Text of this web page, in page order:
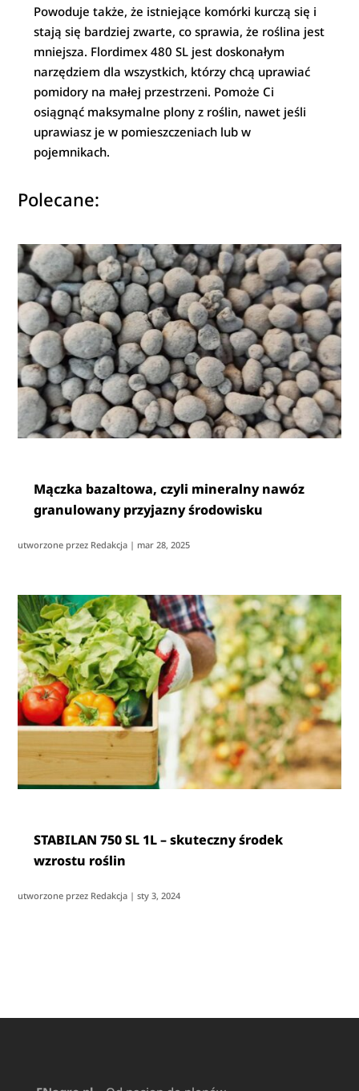
Powoduje także, że istniejące komórki kurczą się i
stają się bardziej zwarte, co sprawia, że roślina jest
mniejsza. Flordimex 480 SL jest doskonałym
narzędziem dla wszystkich, którzy chcą uprawiać
pomidory na małej przestrzeni. Pomoże Ci
osiągnąć maksymalne plony z roślin, nawet jeśli
uprawiasz je w pomieszczeniach lub w
pojemnikach.
Polecane:
Mączka bazaltowa, czyli mineralny nawóz
granulowany przyjazny środowisku
utworzone przez Redakcja | mar 28, 2025
STABILAN 750 SL 1L – skuteczny środek
wzrostu roślin
utworzone przez Redakcja |sty 3, 2024